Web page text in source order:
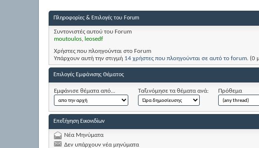
Πληροφορίες & Επιλογές του Forum
Συντονιστές αυτού του Forum
moutoulos, leosedf
Χρήστες που πλοηγούνται στο Forum
Υπάρχουν αυτή την στιγμή 14 χρήστες που πλοηγούνται σε αυτό το forum. (0
Επιλογές Εμφάνισης Θέματος
Εμφάνισε θέματα από... Ταξινόμησε τα θέματα ανά: Πρόθεμα
Επεξήγηση Εικονιδίων
Νέα Μηνύματα
Δεν υπάρχουν νέα μηνύματα